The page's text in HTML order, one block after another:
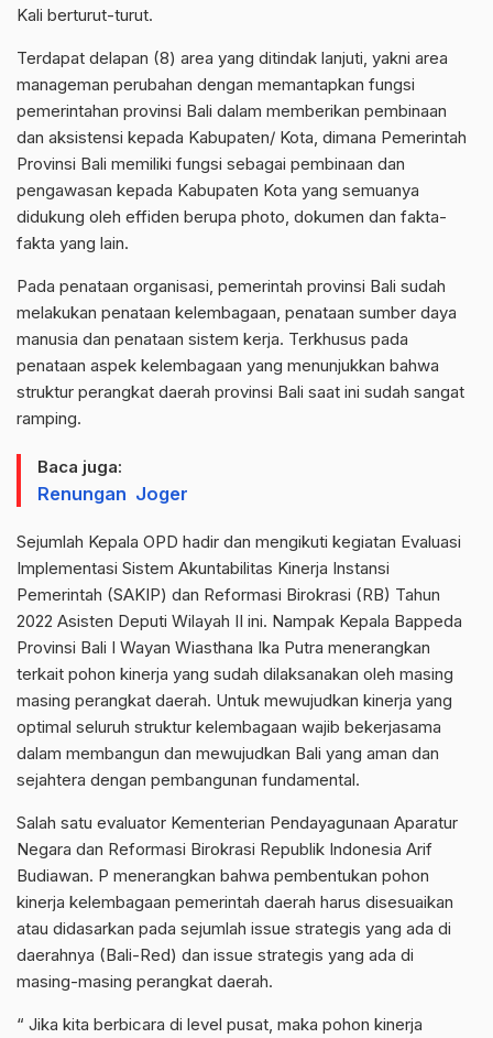
Kali berturut-turut.
Terdapat delapan (8) area yang ditindak lanjuti, yakni area
manageman perubahan dengan memantapkan fungsi
pemerintahan provinsi Bali dalam memberikan pembinaan
dan aksistensi kepada Kabupaten/ Kota, dimana Pemerintah
Provinsi Bali memiliki fungsi sebagai pembinaan dan
pengawasan kepada Kabupaten Kota yang semuanya
didukung oleh effiden berupa photo, dokumen dan fakta-
fakta yang lain.
Pada penataan organisasi, pemerintah provinsi Bali sudah
melakukan penataan kelembagaan, penataan sumber daya
manusia dan penataan sistem kerja. Terkhusus pada
penataan aspek kelembagaan yang menunjukkan bahwa
struktur perangkat daerah provinsi Bali saat ini sudah sangat
ramping.
Baca juga:
Renungan Joger
Sejumlah Kepala OPD hadir dan mengikuti kegiatan Evaluasi
Implementasi Sistem Akuntabilitas Kinerja Instansi
Pemerintah (SAKIP) dan Reformasi Birokrasi (RB) Tahun
2022 Asisten Deputi Wilayah II ini. Nampak Kepala Bappeda
Provinsi Bali I Wayan Wiasthana Ika Putra menerangkan
terkait pohon kinerja yang sudah dilaksanakan oleh masing
masing perangkat daerah. Untuk mewujudkan kinerja yang
optimal seluruh struktur kelembagaan wajib bekerjasama
dalam membangun dan mewujudkan Bali yang aman dan
sejahtera dengan pembangunan fundamental.
Salah satu evaluator Kementerian Pendayagunaan Aparatur
Negara dan Reformasi Birokrasi Republik Indonesia Arif
Budiawan. P menerangkan bahwa pembentukan pohon
kinerja kelembagaan pemerintah daerah harus disesuaikan
atau didasarkan pada sejumlah issue strategis yang ada di
daerahnya (Bali-Red) dan issue strategis yang ada di
masing-masing perangkat daerah.
“ Jika kita berbicara di level pusat, maka pohon kinerja